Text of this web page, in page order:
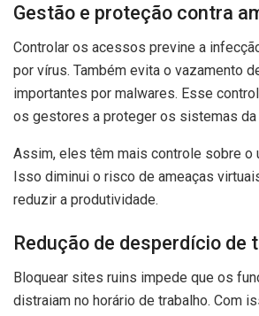
Gestão e proteção contra
Controlar os acessos previne a
por vírus. Também evita o vazamento
importantes por malwares. Esse
os gestores a proteger os sistemas da
Assim, eles têm mais controle sobre o
Isso diminui o risco de ameaças
reduzir a produtividade.
Redução de desperdício de
Bloquear sites ruins impede que os
distraiam no horário de trabalho. Com